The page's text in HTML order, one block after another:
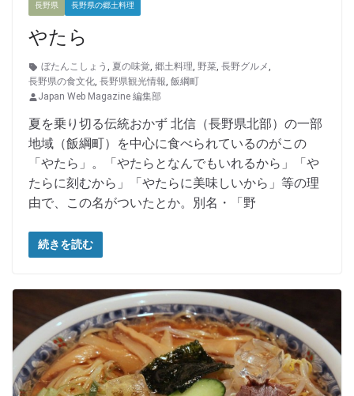
長野県 長野県の郷土料理
やたら
ぼたんこしょう , 夏の味覚, 郷土料理, 野菜, 長野グルメ,
長野県の食文化, 長野県観光情報, 飯綱町
Japan Web Magazine 編集部
夏を乗り切る伝統おかず 北信（長野県北部）の一部
地域（飯綱町）を中心に食べられているのがこの
「やたら」。「やたらとなんでもいれるから」「や
たらに刻むから」「やたらに美味しいから」等の理
由で、この名がついたとか。別名・「野
続きを読む